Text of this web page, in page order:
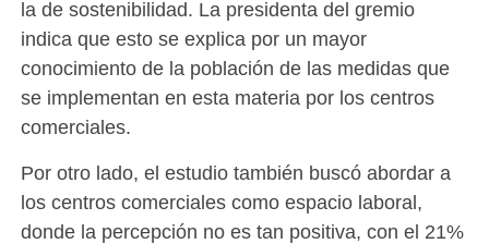
la de sostenibilidad. La presidenta del gremio
indica que esto se explica por un mayor
conocimiento de la población de las medidas que
se implementan en esta materia por los centros
comerciales.
Por otro lado, el estudio también buscó abordar a
los centros comerciales como espacio laboral,
donde la percepción no es tan positiva, con el 21%